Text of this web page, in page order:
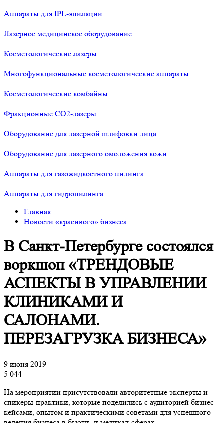
Аппараты для IPL-эпиляции
Лазерное медицинское оборудование
Косметологические лазеры
Многофункциональные косметологические аппараты
Косметологические комбайны
Фракционные СО2-лазеры
Оборудование для лазерной шлифовки лица
Оборудование для лазерного омоложения кожи
Аппараты для газожидкостного пилинга
Аппараты для гидропилинга
Главная
Новости «красивого» бизнеса
В Санкт-Петербурге состоялся
воркшоп «ТРЕНДОВЫЕ
АСПЕКТЫ В УПРАВЛЕНИИ
КЛИНИКАМИ И
САЛОНАМИ.
ПЕРЕЗАГРУЗКА БИЗНЕСА»
9 июня 2019
5 044
На мероприятии присутствовали авторитетные эксперты и
спикеры-практики, которые поделились с аудиторией бизнес-
кейсами, опытом и практическими советами для успешного